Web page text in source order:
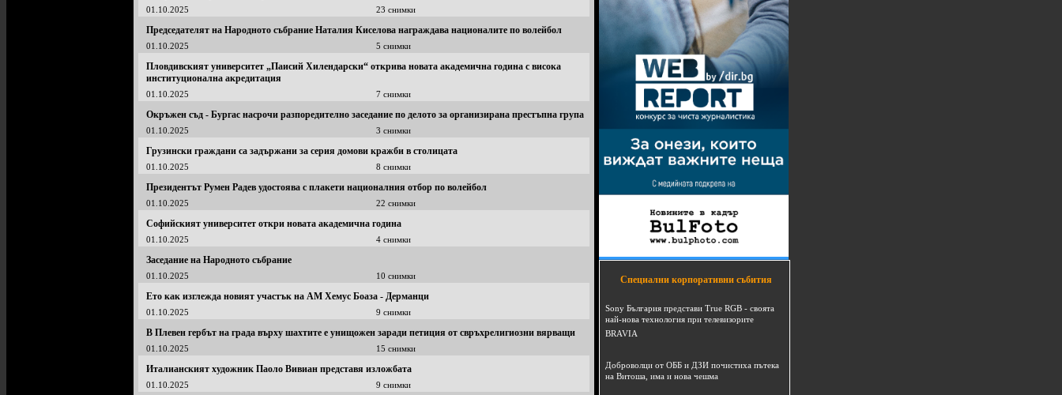
01.10.2025 23 снимки
Председателят на Народното събрание Наталия Киселова награждава националите по волейбол
01.10.2025 5 снимки
Пловдивският университет „Паисий Хилендарски“ открива новата академична година с висока
институционална акредитация
01.10.2025 7 снимки
Окръжен съд - Бургас насрочи разпоредително заседание по делото за организирана престъпна група
01.10.2025 3 снимки
Грузински граждани са задържани за серия домови кражби в столицата
01.10.2025 8 снимки
Президентът Румен Радев удостоява с плакети националния отбор по волейбол
01.10.2025 22 снимки
Софийският университет откри новата академична година
01.10.2025 4 снимки
Заседание на Народното събрание
01.10.2025 10 снимки
Ето как изглежда новият участък на АМ Хемус Боаза - Дерманци
01.10.2025 9 снимки
В Плевен гербът на града върху шахтите е унищожен заради петиция от свръхрелигиозни вярващи
01.10.2025 15 снимки
Италианският художник Паоло Вивиан представя изложбата
01.10.2025 9 снимки
Специални корпоративни събития
Sony България представи True RGB - своята
най-нова технология при телевизорите
BRAVIA
Доброволци от ОББ и ДЗИ почистиха пътека
на Витоша, има и нова чешма